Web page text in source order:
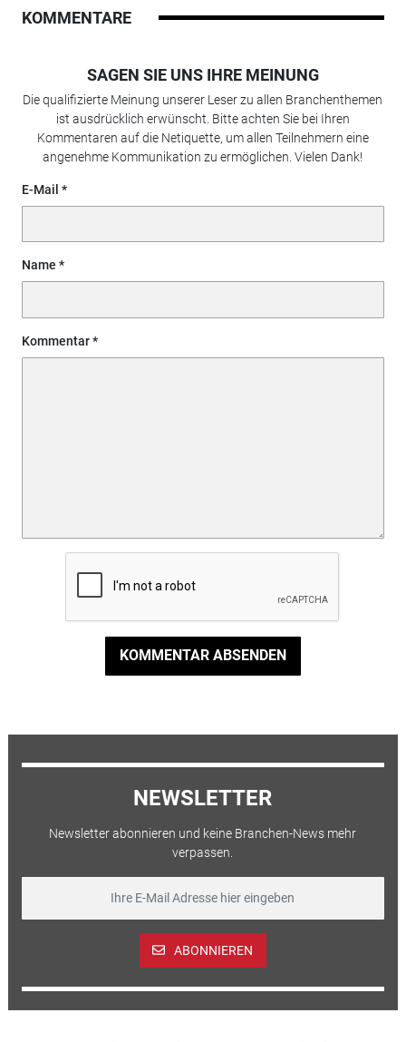
KOMMENTARE
SAGEN SIE UNS IHRE MEINUNG
Die qualifizierte Meinung unserer Leser zu allen Branchenthemen
ist ausdrücklich erwünscht. Bitte achten Sie bei Ihren
Kommentaren auf die Netiquette, um allen Teilnehmern eine
angenehme Kommunikation zu ermöglichen. Vielen Dank!
E-Mail
Name
Kommentar
KOMMENTAR ABSENDEN
NEWSLETTER
Newsletter abonnieren und keine Branchen-News mehr
verpassen.
ABONNIEREN